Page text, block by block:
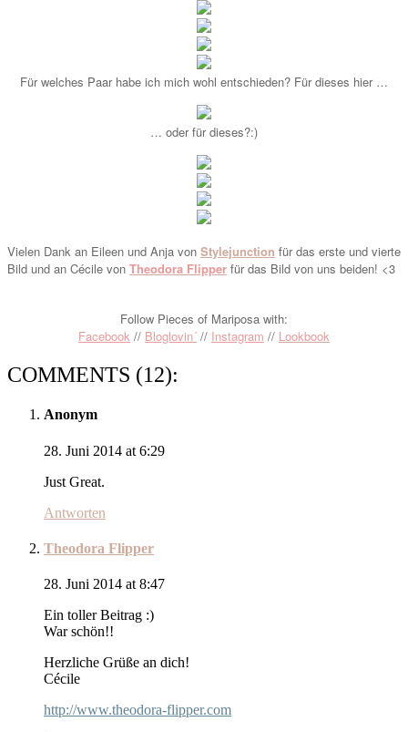
Für welches Paar habe ich mich wohl entschieden? Für dieses hier …
… oder für dieses?:)
Vielen Dank an Eileen und Anja von Stylejunction für das erste und vierte
Bild und an Cécile von Theodora Flipper für das Bild von uns beiden! <3
Follow Pieces of Mariposa with:
Facebook // Bloglovin´ // Instagram // Lookbook
COMMENTS (12):
Anonym
28. Juni 2014 at 6:29
Just Great.
Antworten
Theodora Flipper
28. Juni 2014 at 8:47
Ein toller Beitrag :)
War schön!!
Herzliche Grüße an dich!
Cécile
http://www.theodora-flipper.com